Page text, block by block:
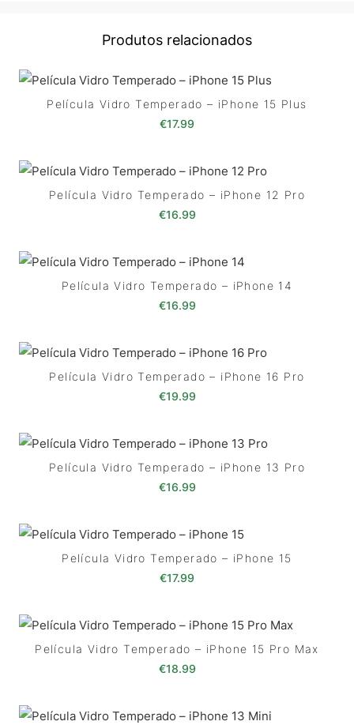
Produtos relacionados
Película Vidro Temperado – iPhone 15 Plus
€17.99
Película Vidro Temperado – iPhone 12 Pro
€16.99
Película Vidro Temperado – iPhone 14
€16.99
Película Vidro Temperado – iPhone 16 Pro
€19.99
Película Vidro Temperado – iPhone 13 Pro
€16.99
Película Vidro Temperado – iPhone 15
€17.99
Película Vidro Temperado – iPhone 15 Pro Max
€18.99